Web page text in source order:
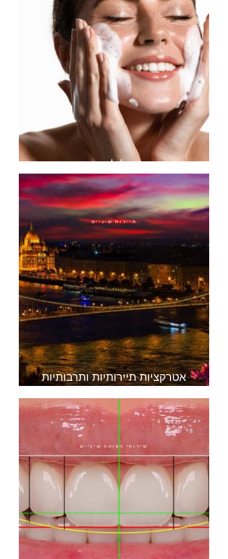
תוכנית טיפול להפסקת אקנה
תיירות שיניים
אטרקציות תיירותיות ותרבותיות
בבודפשט
שירותי רפואת שיניים